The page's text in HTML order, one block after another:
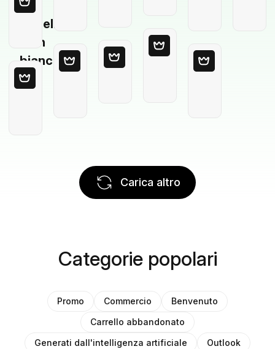
Modello
in
bianco
Carica altro
Categorie popolari
Promo Commercio
Benvenuto
Carrello abbandonato
Generati dall'intelligenza artificiale
Outlook